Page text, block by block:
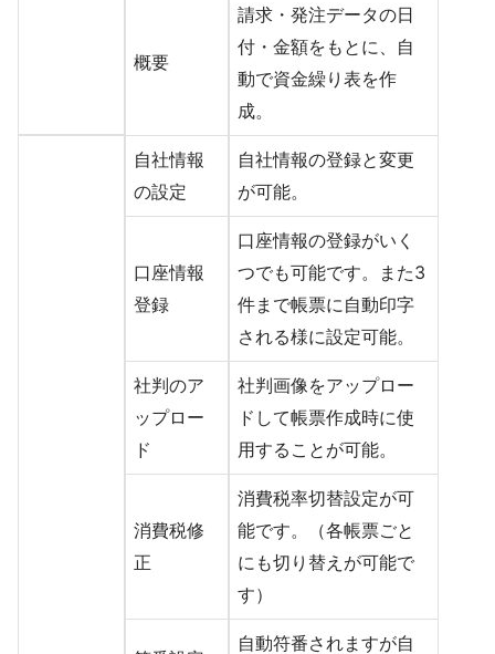
概要
請求・発注データの日
付・金額をもとに、自
動で資金繰り表を作
成。
自社情報
の設定
自社情報の登録と変更
が可能。
口座情報
登録
口座情報の登録がいく
つでも可能です。また3
件まで帳票に自動印字
される様に設定可能。
社判のア
ップロー
ド
社判画像をアップロー
ドして帳票作成時に使
用することが可能。
消費税修
正
消費税率切替設定が可
能です。（各帳票ごと
にも切り替えが可能で
す）
自動符番されますが自